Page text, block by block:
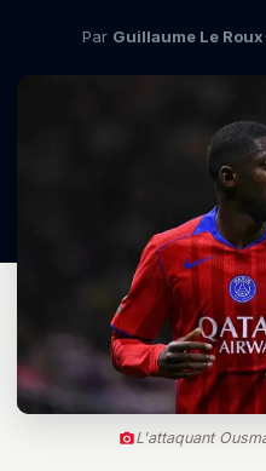
Par Guillaume Le Roux·
L'attaquant